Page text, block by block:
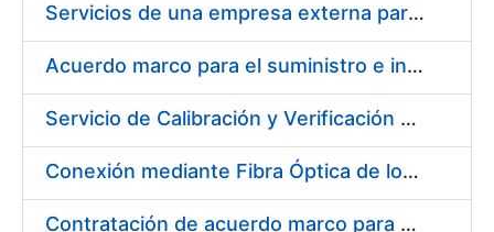
Servicios de una empresa externa para el asesoramiento y resolución de los recursos de alzada que se presentan relacionados con procesos de selección para la FNMT-RCM
Acuerdo marco para el suministro e instalación de persianas, estores y otros complementos
Servicio de Calibración y Verificación Externa de los Equipos de Medición del Servicio de Prevención de la FNMT-RCM
Conexión mediante Fibra Óptica de los Centros de Proceso de Datos (CPDs) de las sedes de la FNMT-RCM de Burgos y Madrid
Contratación de acuerdo marco para el Suministro de Material de Electricidad para la Fábrica Nacional de Moneda y Timbre-Real Casa de la Moneda en su centro de trabajo de Burgos